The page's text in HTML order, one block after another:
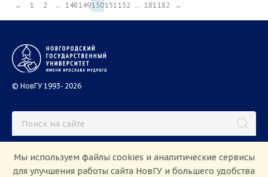
← 1 2 ... 148149150151152 ... 181182 →
© НовГУ 1993- 2026
Университет
Мы используем файлы cookies и аналитические сервисы
для улучшения работы сайта НовГУ и большего удобства